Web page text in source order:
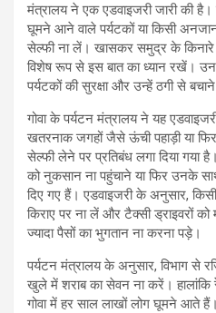
मंत्रालय ने एक एडवाइजरी जारी की है।
घूमने आने वाले पर्यटकों या किसी
सेल्फी ना लें। खासकर समुद्र के
विशेष रूप से इस बात का ध्यान रखें।
पर्यटकों की सुरक्षा और उन्हें ठगी से
गोवा के पर्यटन मंत्रालय ने यह
खतरनाक जगहों जैसे ऊंची पहाड़ी या
सेल्फी लेने पर प्रतिबंध लगा दिया गया
को नुकसान ना पहुंचाने या फिर उनके
दिए गए हैं। एडवाइजरी के अनुसार,
किराए पर ना लें और टैक्सी ड्राइवरों
ज्यादा पैसों का भुगतान ना करना पड़े।
पर्यटन मंत्रालय के अनुसार, विभाग से
खुले में शराब का सेवन ना करें। हालांकि
गोवा में हर साल लाखों लोग घूमने आते